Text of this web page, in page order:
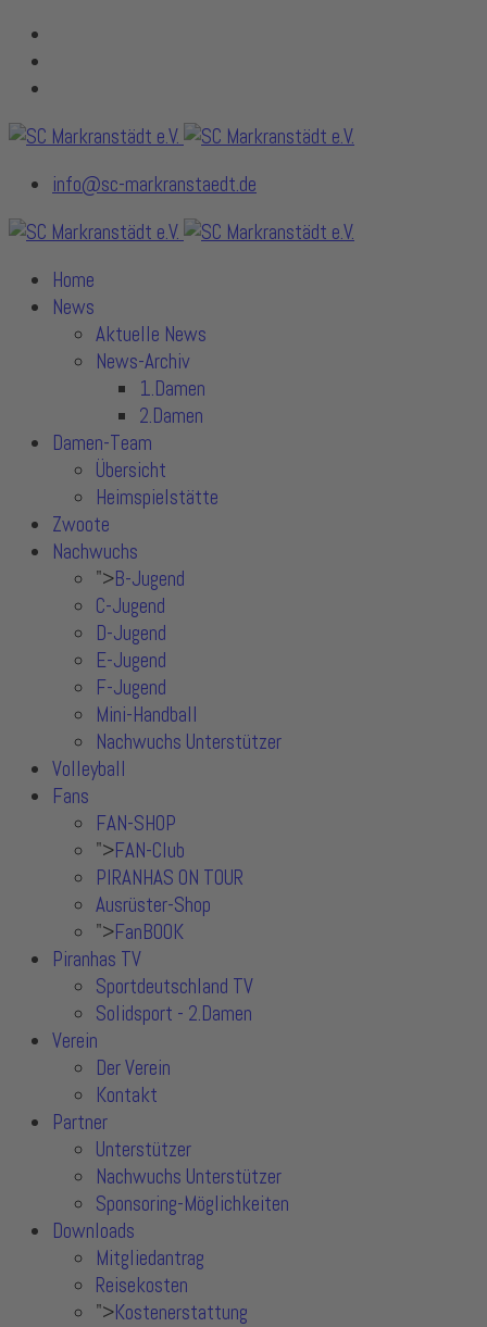
info@sc-markranstaedt.de
Home
News
Aktuelle News
News-Archiv
1.Damen
2.Damen
Damen-Team
Übersicht
Heimspielstätte
Zwoote
Nachwuchs
">B-Jugend
C-Jugend
D-Jugend
E-Jugend
F-Jugend
Mini-Handball
Nachwuchs Unterstützer
Volleyball
Fans
FAN-SHOP
">FAN-Club
PIRANHAS ON TOUR
Ausrüster-Shop
">FanBOOK
Piranhas TV
Sportdeutschland TV
Solidsport - 2.Damen
Verein
Der Verein
Kontakt
Partner
Unterstützer
Nachwuchs Unterstützer
Sponsoring-Möglichkeiten
Downloads
Mitgliedantrag
Reisekosten
">Kostenerstattung